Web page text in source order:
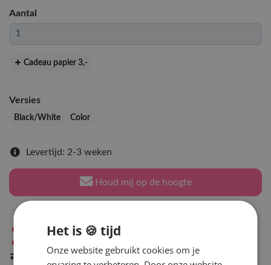
Aantal
Cadeau papier 3,-
Versies
Black/White Color
Levertijd: 2-3 weken
Houd mij op de hoogte
Niet op voorraad in Arnhem
Indien op voorraadbinnen 2 werkdagenverzonden
Het is 🍪 tijd
Onze website gebruikt cookies om je